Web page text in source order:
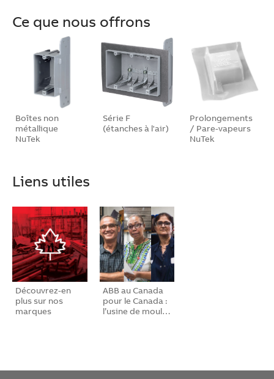
Ce que nous offrons
Boîtes non
métallique
NuTek
Série F
(étanches à l'air)
Prolongements
/ Pare-vapeurs
NuTek
Liens utiles
Découvrez-en
plus sur nos
marques
ABB au Canada
pour le Canada :
l’usine de moul…